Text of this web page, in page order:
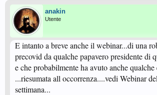
anakin
Utente
E intanto a breve anche il webinar...di una
precovid da qualche papavero presidente di
e che probabilmente ha avuto anche
...riesumata all occorrenza....vedi Webinar
settimana...